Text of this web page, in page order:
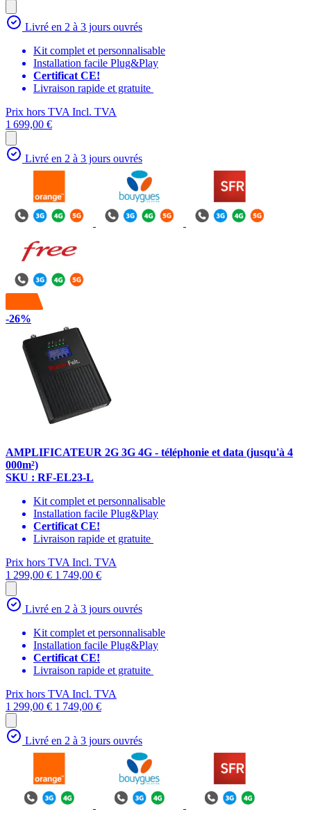
Livré en 2 à 3 jours ouvrés
Kit complet et personnalisable
Installation facile Plug&Play
Certificat CE!
Livraison rapide et gratuite
Prix hors TVAIncl. TVA
1 699,00 €
Livré en 2 à 3 jours ouvrés
-26%
AMPLIFICATEUR 2G 3G 4G - téléphonie et data (jusqu'à 4
000m²)
SKU : RF-EL23-L
Kit complet et personnalisable
Installation facile Plug&Play
Certificat CE!
Livraison rapide et gratuite
Prix hors TVAIncl. TVA
1 299,00 € 1 749,00 €
Livré en 2 à 3 jours ouvrés
Kit complet et personnalisable
Installation facile Plug&Play
Certificat CE!
Livraison rapide et gratuite
Prix hors TVAIncl. TVA
1 299,00 € 1 749,00 €
Livré en 2 à 3 jours ouvrés